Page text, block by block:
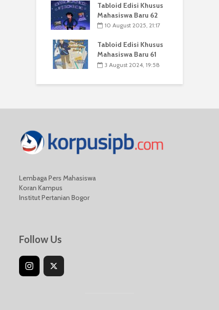
Tabloid Edisi Khusus
Mahasiswa Baru 62
10 August 2025, 21:17
Tabloid Edisi Khusus
Mahasiswa Baru 61
3 August 2024, 19:58
Lembaga Pers Mahasiswa
Koran Kampus
Institut Pertanian Bogor
Follow Us